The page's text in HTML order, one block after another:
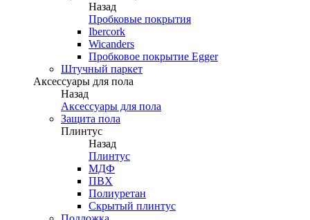
Назад
Пробковые покрытия
Ibercork
Wicanders
Пробковое покрытие Egger
Штучный паркет
Аксессуары для пола
Назад
Аксессуары для пола
Защита пола
Плинтус
Назад
Плинтус
МДФ
ПВХ
Полиуретан
Скрытый плинтус